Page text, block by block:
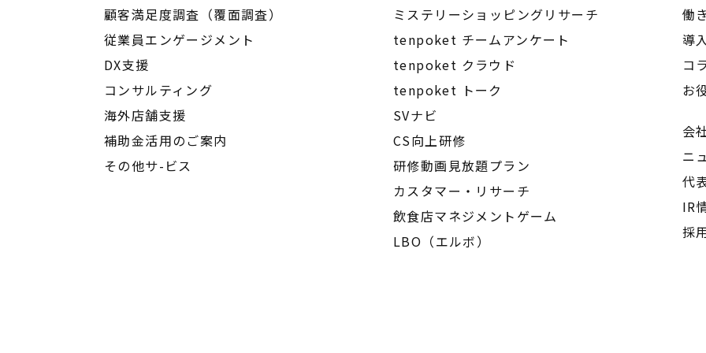
顧客満足度調査（覆面調査）
従業員エンゲージメント
DX支援
コンサルティング
海外店舗支援
補助金活用のご案内
その他サ-ビス
ミステリーショッピングリサーチ
tenpoket チームアンケート
tenpoket クラウド
tenpoket トーク
SVナビ
CS向上研修
研修動画見放題プラン
カスタマー・リサーチ
飲食店マネジメントゲーム
LBO（エルボ）
働
導
コ
お
会
ニ
代
IR
採